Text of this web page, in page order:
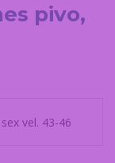
pivo,